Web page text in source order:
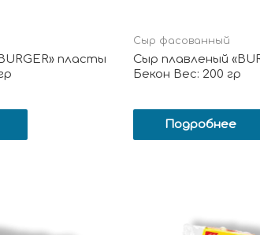
пласты
Сыр фасованный
Сыр плавленый
Бекон Вес: 200 гр
Подробнее